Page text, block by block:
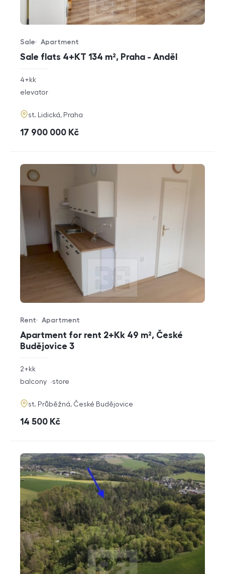
Sale flats 4+KT 134 m², Praha - Anděl
Offer type
Sale
Property type
Apartment
rozměry
disposition
4+kk
funkce
elevator
adresa
st. Lidická, Praha
cena
17 900 000 Kč
Apartment for rent 2+Kk 49 m², České
Budějovice 3
Offer type
Rent
Property type
Apartment
rozměry
disposition
2+kk
funkce
balcony store
adresa
st. Průběžná, České Budějovice
cena
14 500 Kč